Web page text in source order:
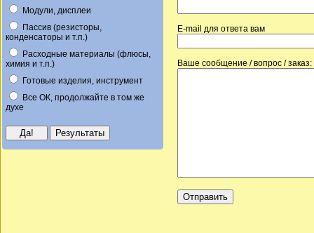
Модули, дисплеи
Пассив (резисторы,
конденсаторы и т.п.)
Расходные материалы (флюсы,
химия и т.п.)
Готовые изделия, инструмент
Все ОК, продолжайте в том же
духе
E-mail для ответа вам
Ваше сообщение / вопрос / заказ: